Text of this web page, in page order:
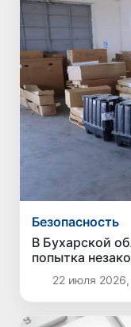
Безопасность
В Бухарской
попытка
стоимостью
22 июля